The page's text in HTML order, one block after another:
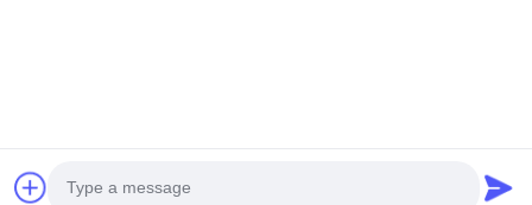
©2013- WUXI SYLAITH SPECIAL STEEL CO.,LTD. সমস্ত অধিকার সংরক্ষিত।